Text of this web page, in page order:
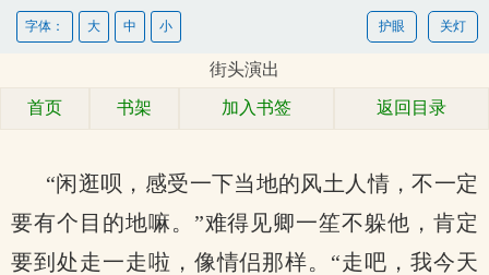
关灯
护眼
字体： 大 中 小
街头演出
首页 书架 加入书签 返回目录
“闲逛呗，感受一下当地的风土人情，不一定
要有个目的地嘛。”难得见卿一笙不躲他，肯定
要到处走一走啦，像情侣那样。“走吧，我今天